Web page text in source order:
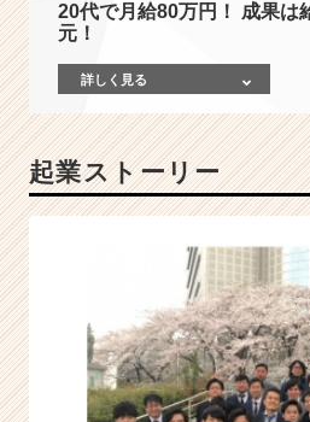
代
の
倒
「成
長
差」
を。
|
ベ
ン
チ
ャ
20代で月給80万円！ 成果は
元！
詳しく見る
起業ストーリー